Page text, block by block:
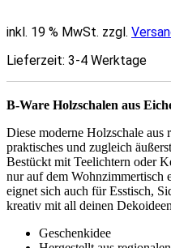
inkl. 19 % MwSt. zzgl.
Lieferzeit: 3-4 Werktage
B-Ware Holzschalen aus
Diese moderne Holzschale aus
praktisches und zugleich
Bestückt mit Teelichtern oder
nur auf dem Wohnzimmertisch
eignet sich auch für Esstisch,
kreativ mit all deinen
Geschenkidee